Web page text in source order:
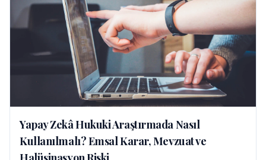
Yapay Zekâ Hukuki Araştırmada Nasıl
Kullanılmalı? Emsal Karar, Mevzuat ve